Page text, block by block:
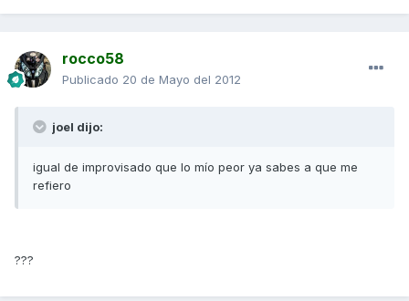
rocco58
Publicado 20 de Mayo del 2012
joel dijo:
igual de improvisado que lo mío peor ya sabes a que me
refiero
???